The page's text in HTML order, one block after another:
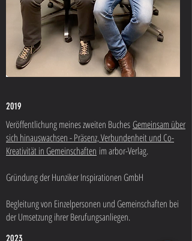
2019
Veröffentlichung meines zweiten Buches Gemeinsam über
sich hinauswachsen - Präsenz, Verbundenheit und Co-
Kreativität in Gemeinschaften im arbor-Verlag.
Gründung der Hunziker Inspirationen GmbH
Begleitung von Einzelpersonen und Gemeinschaften bei
der Umsetzung ihrer Berufungsanliegen.
2023